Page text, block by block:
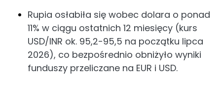
Rupia osłabiła się wobec dolara o ponad
11% w ciągu ostatnich 12 miesięcy (kurs
USD/INR ok. 95,2-95,5 na początku lipca
2026), co bezpośrednio obniżyło wyniki
funduszy przeliczane na EUR i USD.